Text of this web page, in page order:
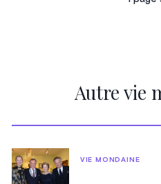
Autre vie
VIE MONDAINE